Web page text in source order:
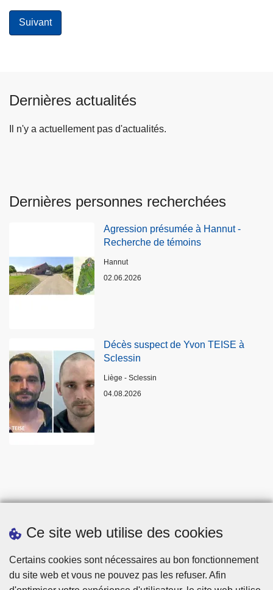
Ce site web utilise des cookies
Certains cookies sont nécessaires au bon fonctionnement
du site web et vous ne pouvez pas les refuser. Afin
Dernières actualités
Il n'y a actuellement pas d'actualités.
Dernières personnes recherchées
Agression présumée à Hannut -
Recherche de témoins
Lieux
Hannut
02.06.2026
Décès suspect de Yvon TEISE à
Sclessin
Lieux
Liège - Sclessin
04.08.2026
Statistiques